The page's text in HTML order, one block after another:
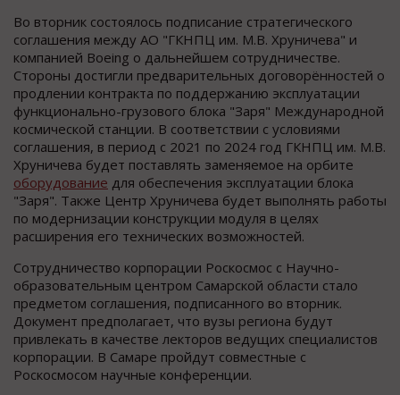
Во вторник состоялось подписание стратегического
соглашения между АО "ГКНПЦ им. М.В. Хруничева" и
компанией Boeing о дальнейшем сотрудничестве.
Стороны достигли предварительных договорённостей о
продлении контракта по поддержанию эксплуатации
функционально-грузового блока "Заря" Международной
космической станции. В соответствии с условиями
соглашения, в период с 2021 по 2024 год ГКНПЦ им. М.В.
Хруничева будет поставлять заменяемое на орбите
оборудование для обеспечения эксплуатации блока
"Заря". Также Центр Хруничева будет выполнять работы
по модернизации конструкции модуля в целях
расширения его технических возможностей.
Сотрудничество корпорации Роскосмос с Научно-
образовательным центром Самарской области стало
предметом соглашения, подписанного во вторник.
Документ предполагает, что вузы региона будут
привлекать в качестве лекторов ведущих специалистов
корпорации. В Самаре пройдут совместные с
Роскосмосом научные конференции.